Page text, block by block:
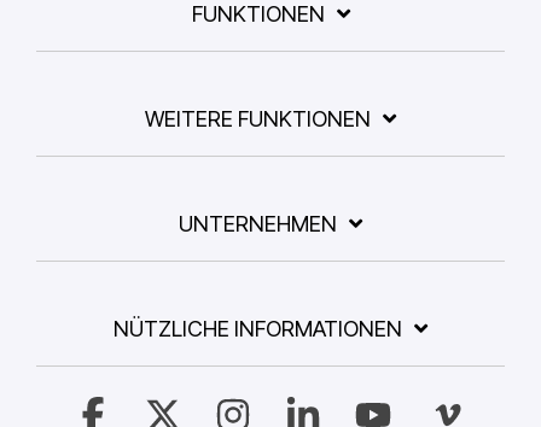
FUNKTIONEN
WEITERE FUNKTIONEN
UNTERNEHMEN
NÜTZLICHE INFORMATIONEN
Facebook InstagramLinkedin YouTube